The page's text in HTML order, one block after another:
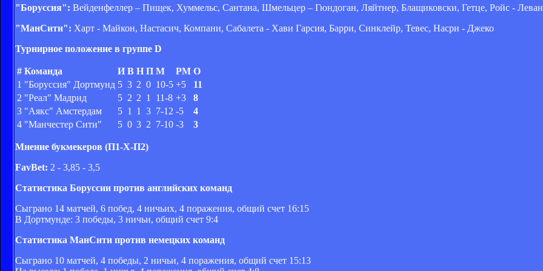
"Боруссия": Вейденфеллер – Пищек, Хуммельс, Сантана, Шмельцер – Гюндоган, Ляйтнер, Блащиковски, Гетце, Ройс -
"МанСити": Харт - Майкон, Настасич, Компани, Сабалета - Хави Гарсия, Барри, Синклейр, Тевес, Насри - Джеко
Турнирное положение в группе D
# Команда И В Н П М РМ О
1 "Боруссия" Дортмунд 5 3 2 0 10-5 +5
11
2 "Реал" Мадрид 5 2 2 1 11-8 +3
8
3 "Аякс" Амстердам 5 1 1 3 7-12 -5
4
4 "Манчестер Сити" 5 0 3 2 7-10 -3 3
Мнение букмекеров (П1-Х-П2)
FavBet: 2 - 3,85 - 3,5
Статистика Боруссии против английских команд
Сыграно 14 матчей, 6 побед, 4 ничьих, 4 поражения, общий счет 16:15
В Дортмунде: 3 победы, 3 ничьи, общий счет 9:4
Статистика МанСити против немецких команд
Сыграно 10 матчей, 4 победы, 2 ничьи, 4 поражения, общий счет 15:13